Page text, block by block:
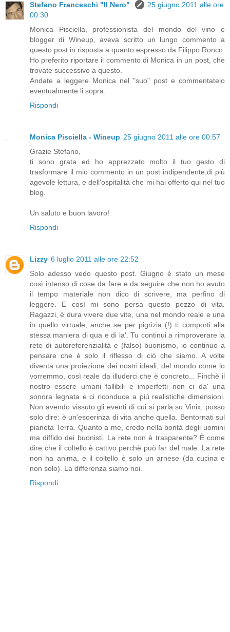
Stefano Franceschi "Il Nero"
25 giugno 2011 alle ore
00:30
Monica Pisciella, professionista del mondo del vino e
blogger di Wineup, aveva scritto un lungo commento a
questo post in risposta a quanto espresso da Filippo Ronco.
Ho preferito riportare il commento di Monica in un post, che
trovate successivo a questo.
Andate a leggere Monica nel "suo" post e commentatelo
eventualmente li sopra.
Rispondi
Monica Pisciella - Wineup 25 giugno 2011 alle ore 00:57
Grazie Stefano,
ti sono grata ed ho apprezzato molto il tuo gesto di
trasformare il mio commento in un post indipendente,di più
agevole lettura, e dell'ospitalità che mi hai offerto qui nel tuo
blog.
Un saluto e buon lavoro!
Rispondi
Lizzy 6 luglio 2011 alle ore 22:52
Solo adesso vedo questo post. Giugno è stato un mese
così intenso di cose da fare e da seguire che non ho avuto
il tempo materiale non dico di scrivere, ma perfino di
leggere. E così mi sono persa questo pezzo di vita.
Ragazzi, è dura vivere due vite, una nel mondo reale e una
in quello virtuale, anche se per pigrizia (!) ti comporti alla
stessa maniera di qua e di la'. Tu continui a rimproverare la
rete di autoreferenzialità e (falso) buonismo, io continuo a
pensare che è solo il riflesso di ciò che siamo. A volte
diventa una proiezione dei nostri ideali, del mondo come lo
vorremmo, così reale da illuderci che è concreto... Finchè il
nostro essere umani fallibili e imperfetti non ci da' una
sonora legnata e ci riconduce a più realistiche dimensioni.
Non avendo vissuto gli eventi di cui si parla su Vinix, posso
solo dire: è un'esoerinza di vita anche quella. Bentornati sul
pianeta Terra. Quanto a me, credo nella bontà degli uomini
ma diffido dei buonisti. La rete non è trasparente? È come
dire che il coltello è cattivo perchè può far del male. La rete
non ha anima, e il coltello è solo un arnese (da cucina e
non solo). La differenza siamo noi.
Rispondi